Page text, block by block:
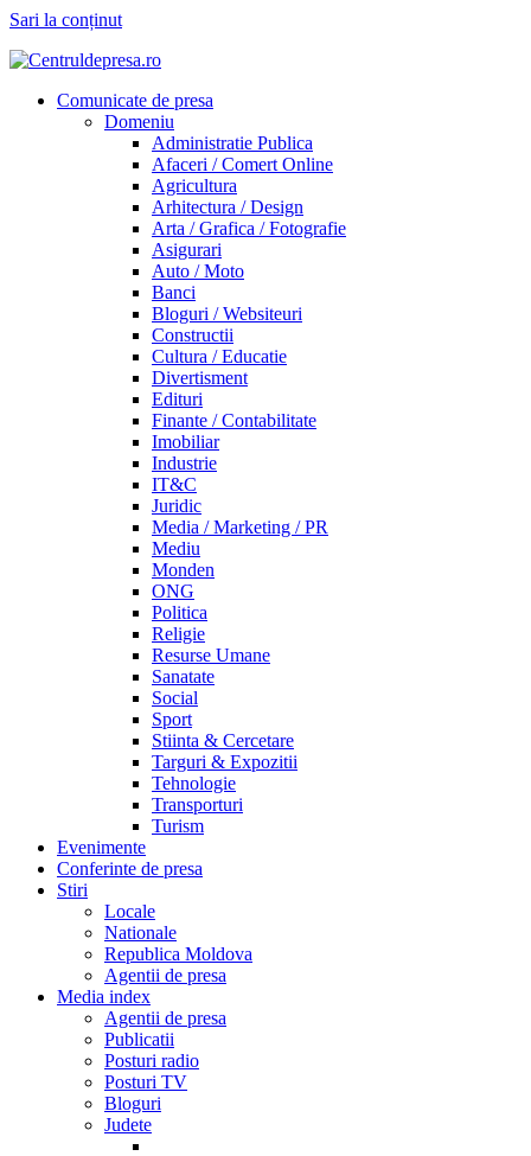
Sari la conținut
Comunicate de presa
Domeniu
Administratie Publica
Afaceri / Comert Online
Agricultura
Arhitectura / Design
Arta / Grafica / Fotografie
Asigurari
Auto / Moto
Banci
Bloguri / Websiteuri
Constructii
Cultura / Educatie
Divertisment
Edituri
Finante / Contabilitate
Imobiliar
Industrie
IT&C
Juridic
Media / Marketing / PR
Mediu
Monden
ONG
Politica
Religie
Resurse Umane
Sanatate
Social
Sport
Stiinta & Cercetare
Targuri & Expozitii
Tehnologie
Transporturi
Turism
Evenimente
Conferinte de presa
Stiri
Locale
Nationale
Republica Moldova
Agentii de presa
Media index
Agentii de presa
Publicatii
Posturi radio
Posturi TV
Bloguri
Judete